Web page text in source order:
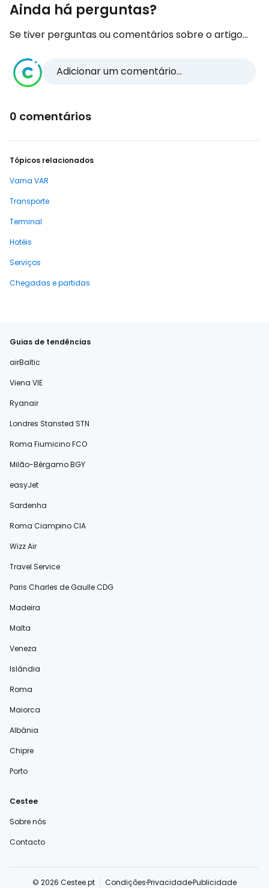
Ainda há perguntas?
Se tiver perguntas ou comentários sobre o artigo...
Adicionar um comentário...
0 comentários
Tópicos relacionados
Varna VAR
Transporte
Terminal
Hotéis
Serviços
Chegadas e partidas
Guias de tendências
airBaltic
Viena VIE
Ryanair
Londres Stansted STN
Roma Fiumicino FCO
Milão-Bérgamo BGY
easyJet
Sardenha
Roma Ciampino CIA
Wizz Air
Travel Service
Paris Charles de Gaulle CDG
Madeira
Malta
Veneza
Islândia
Roma
Maiorca
Albânia
Chipre
Porto
Cestee
Sobre nós
Contacto
© 2026 Cestee.pt CondiçõesPrivacidadePublicidade